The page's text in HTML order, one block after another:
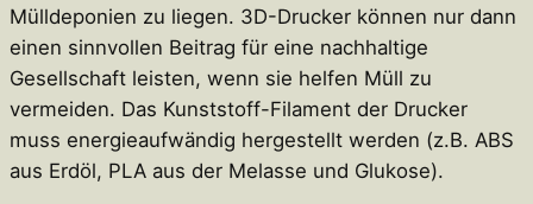
Mülldeponien zu liegen. 3D-Drucker können nur dann
einen sinnvollen Beitrag für eine nachhaltige
Gesellschaft leisten, wenn sie helfen Müll zu
vermeiden. Das Kunststoff-Filament der Drucker
muss energieaufwändig hergestellt werden (z.B. ABS
aus Erdöl, PLA aus der Melasse und Glukose).